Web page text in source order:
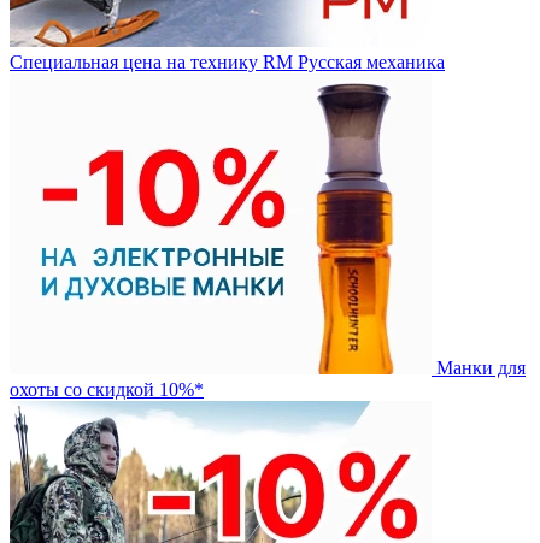
Специальная цена на технику RM Русская механика
Манки для
охоты со скидкой 10%*